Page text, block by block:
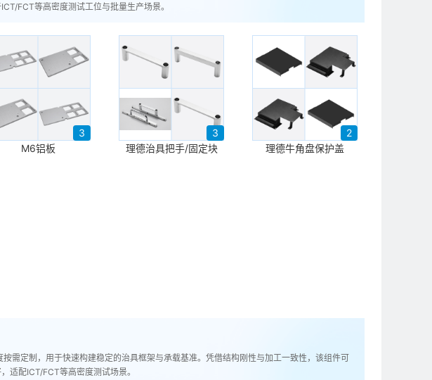
FCT等高密度测试工位与批量生产场景。
M6铝板
3
理德治具把手/固定块
3
理德牛角盘保护盖
2
需定制，用于快速构建稳定的治具框架与承载基准。凭借结构刚性与加工一致性，该组件可
适配ICT/FCT等高密度测试场景。